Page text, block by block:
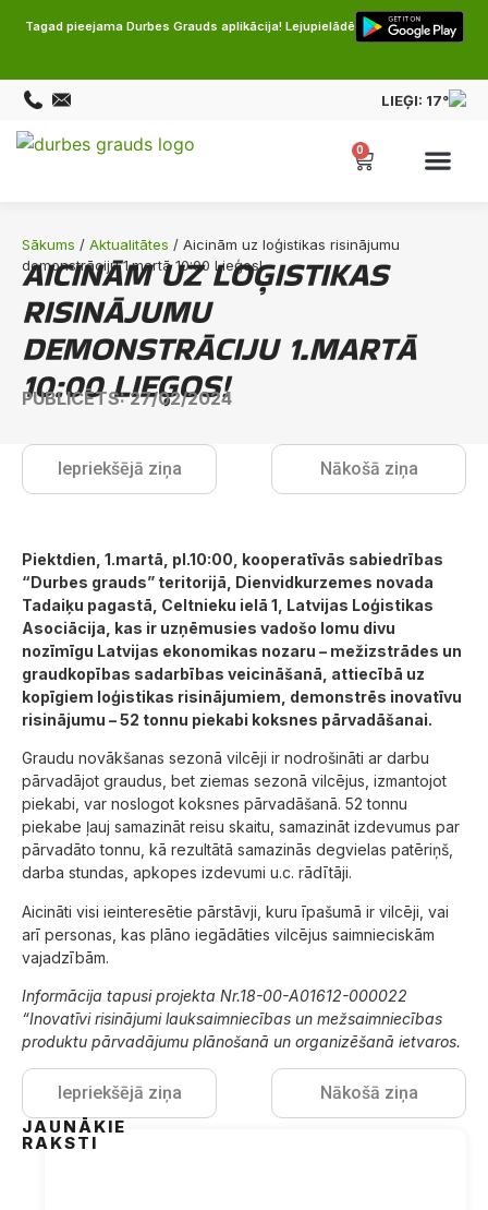
Tagad pieejama Durbes Grauds aplikācija! Lejupielādē
LIEĢI: 17°
0
Sākums / Aktualitātes / Aicinām uz loģistikas risinājumu
demonstrāciju 1.martā 10:00 Lieģos!
AICINĀM UZ LOĢISTIKAS
RISINĀJUMU
DEMONSTRĀCIJU 1.MARTĀ
10:00 LIEĢOS!
PUBLICĒTS: 27/02/2024
Nākošā ziņa
Iepriekšējā ziņa
Piektdien, 1.martā, pl.10:00, kooperatīvās sabiedrības
“Durbes grauds” teritorijā, Dienvidkurzemes novada
Tadaiķu pagastā, Celtnieku ielā 1, Latvijas Loģistikas
Asociācija, kas ir uzņēmusies vadošo lomu divu
nozīmīgu Latvijas ekonomikas nozaru – mežizstrādes un
graudkopības sadarbības veicināšanā, attiecībā uz
kopīgiem loģistikas risinājumiem, demonstrēs inovatīvu
risinājumu – 52 tonnu piekabi koksnes pārvadāšanai.
Graudu novākšanas sezonā vilcēji ir nodrošināti ar darbu
pārvadājot graudus, bet ziemas sezonā vilcējus, izmantojot
piekabi, var noslogot koksnes pārvadāšanā. 52 tonnu
piekabe ļauj samazināt reisu skaitu, samazināt izdevumus par
pārvadāto tonnu, kā rezultātā samazinās degvielas patēriņš,
darba stundas, apkopes izdevumi u.c. rādītāji.
Aicināti visi ieinteresētie pārstāvji, kuru īpašumā ir vilcēji, vai
arī personas, kas plāno iegādāties vilcējus saimnieciskām
vajadzībām.
Informācija tapusi projekta Nr.18-00-A01612-000022
“Inovatīvi risinājumi lauksaimniecības un mežsaimniecības
produktu pārvadājumu plānošanā un organizēšanā ietvaros.
Nākošā ziņa
Iepriekšējā ziņa
JAUNĀKIE
RAKSTI